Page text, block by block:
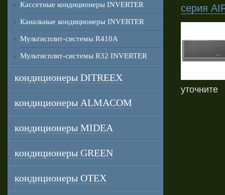
Кассетные кондиционеры INVERTER
Канальные кондиционеры INVERTER
Мультисплит-системы R410A
Мультисплит-системы R32 INVERTER
кондиционеры DITREEX
кондиционеры ALMACOM
кондиционеры MIDEA
кондиционеры GREEN
кондиционеры OTEX
серия
уточните